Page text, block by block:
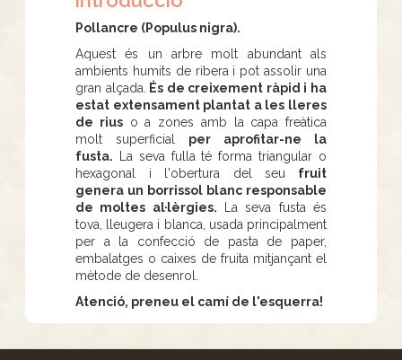
Pollancre (Populus nigra).
Aquest és un arbre molt abundant als
ambients humits de ribera i pot assolir una
gran alçada.
És de creixement ràpid i ha
estat extensament plantat a les lleres
de riuso a zones amb la capa freàtica
molt superficial per aprofitar-ne la
fusta. La seva fulla té forma triangular o
hexagonal i l'obertura del seu fruit
genera un borrissol blanc responsable
de moltes al·lèrgies. La seva fusta és
tova, lleugera i blanca, usada principalment
per a la confecció de pasta de paper,
embalatges o caixes de fruita mitjançant el
mètode de desenrol.
Atenció, preneu el camí de l'esquerra!